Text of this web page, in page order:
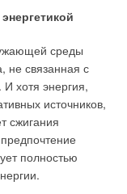
среды
не связанная с
хотя энергия,
источников,
сжигания
полностью
стоков
общественных
а также и
различаются
отводных